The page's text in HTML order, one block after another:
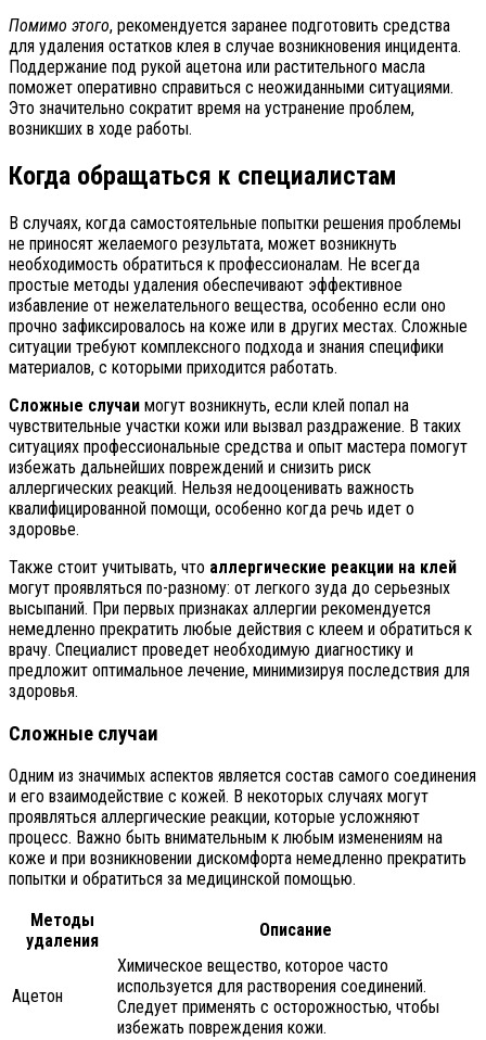
Помимо этого, рекомендуется заранее подготовить средства
для удаления остатков клея в случае возникновения инцидента.
Поддержание под рукой ацетона или растительного масла
поможет оперативно справиться с неожиданными ситуациями.
Это значительно сократит время на устранение проблем,
возникших в ходе работы.
Когда обращаться к специалистам
В случаях, когда самостоятельные попытки решения проблемы
не приносят желаемого результата, может возникнуть
необходимость обратиться к профессионалам. Не всегда
простые методы удаления обеспечивают эффективное
избавление от нежелательного вещества, особенно если оно
прочно зафиксировалось на коже или в других местах. Сложные
ситуации требуют комплексного подхода и знания специфики
материалов, с которыми приходится работать.
Сложные случаи могут возникнуть, если клей попал на
чувствительные участки кожи или вызвал раздражение. В таких
ситуациях профессиональные средства и опыт мастера помогут
избежать дальнейших повреждений и снизить риск
аллергических реакций. Нельзя недооценивать важность
квалифицированной помощи, особенно когда речь идет о
здоровье.
Также стоит учитывать, что аллергические реакции на клей
могут проявляться по-разному: от легкого зуда до серьезных
высыпаний. При первых признаках аллергии рекомендуется
немедленно прекратить любые действия с клеем и обратиться к
врачу. Специалист проведет необходимую диагностику и
предложит оптимальное лечение, минимизируя последствия для
здоровья.
Сложные случаи
Одним из значимых аспектов является состав самого соединения
и его взаимодействие с кожей. В некоторых случаях могут
проявляться аллергические реакции, которые усложняют
процесс. Важно быть внимательным к любым изменениям на
коже и при возникновении дискомфорта немедленно прекратить
попытки и обратиться за медицинской помощью.
Методы
удаления
Описание
Ацетон
Химическое вещество, которое часто
используется для растворения соединений.
Следует применять с осторожностью, чтобы
избежать повреждения кожи.